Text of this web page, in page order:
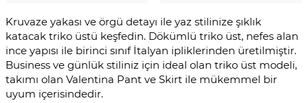
Kruvaze yakası ve örgü detayı ile yaz stilinize şıklık
katacak triko üstü keşfedin. Dökümlü triko üst, nefes alan
ince yapısı ile birinci sınıf İtalyan ipliklerinden üretilmiştir.
Business ve günlük stiliniz için ideal olan triko üst modeli,
takımı olan Valentina Pant ve Skirt ile mükemmel bir
uyum içerisindedir.